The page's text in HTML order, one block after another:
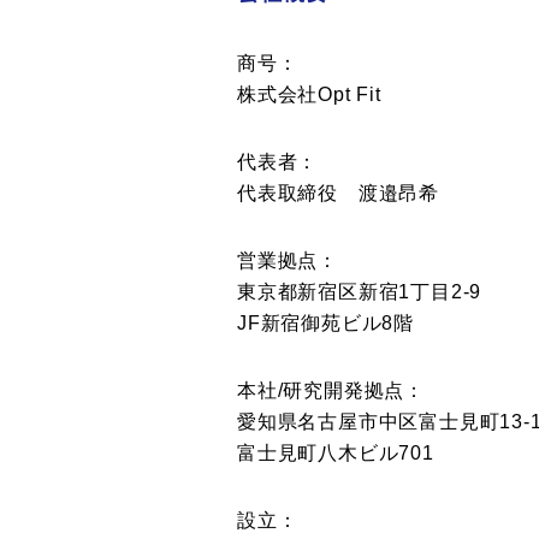
商号：
株式会社Opt Fit
代表者：
代表取締役 渡邉昂希
営業拠点：
東京都新宿区新宿1丁目2-9
JF新宿御苑ビル8階
本社/研究開発拠点：
愛知県名古屋市中区富士見町13-
富士見町八木ビル701
設立：